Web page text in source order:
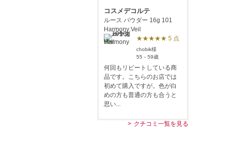
コスメデコルテ
ルース パウダー 16g 101
Harmony Veil
★★★★★ 5 点
chobik様
55－59歳
何回もリピートしている商
品です。こちらのお店では
初めて購入ですが。色が白
めの方も普通の方も合うと
思い...
クチコミ一覧を見る